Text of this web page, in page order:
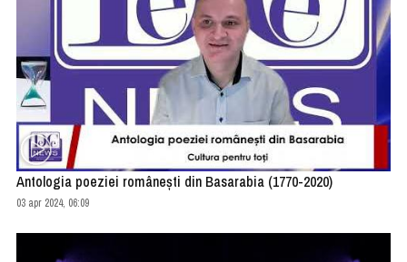
Antologia poeziei românești din Basarabia (1770-2020)
03 apr 2024, 06:09